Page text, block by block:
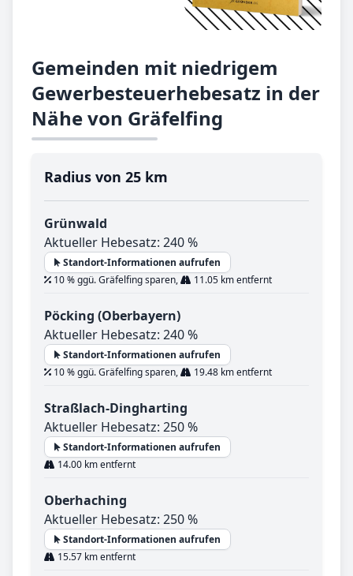
Gemeinden mit niedrigem
Gewerbesteuerhebesatz in der
Nähe von Gräfelfing
Radius von 25 km
Grünwald
Aktueller Hebesatz: 240 %
Standort-Informationen aufrufen
10 % ggü. Gräfelfing sparen,
11.05 km entfernt
Pöcking (Oberbayern)
Aktueller Hebesatz: 240 %
Standort-Informationen aufrufen
10 % ggü. Gräfelfing sparen,
19.48 km entfernt
Straßlach-Dingharting
Aktueller Hebesatz: 250 %
Standort-Informationen aufrufen
14.00 km entfernt
Oberhaching
Aktueller Hebesatz: 250 %
Standort-Informationen aufrufen
15.57 km entfernt